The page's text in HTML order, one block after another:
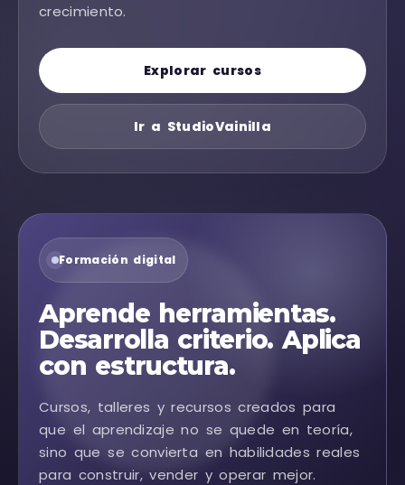
crecimiento.
Explorar cursos
Ir a StudioVainilla
Formación digital
Aprende herramientas.
Desarrolla criterio. Aplica
con estructura.
Cursos, talleres y recursos creados para
que el aprendizaje no se quede en teoría,
sino que se convierta en habilidades reales
para construir, vender y operar mejor.